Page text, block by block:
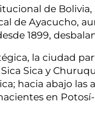
de
de Ayacucho,
1899,
la ciudad
Sica y
hacia abajo
en